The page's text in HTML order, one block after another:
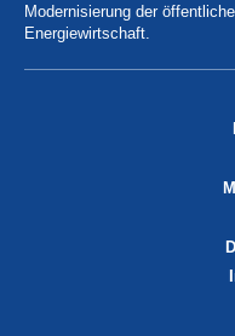
Modernisierung der
Energiewirtschaft.